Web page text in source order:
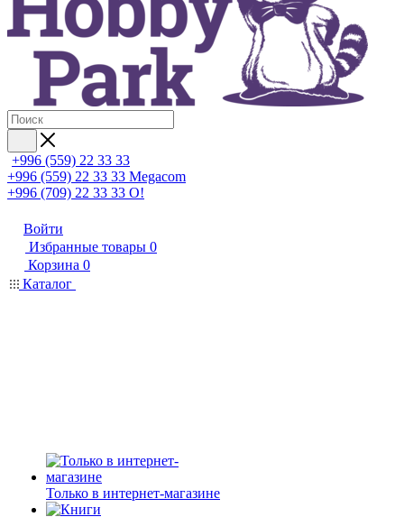
+996 (559) 22 33 33
+996 (559) 22 33 33 Megacom
+996 (709) 22 33 33 O!
Войти
Избранные товары 0
Корзина 0
Каталог
Только в интернет-магазине